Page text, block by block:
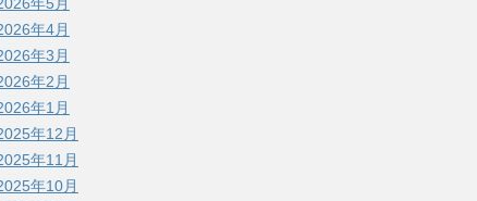
年4月
年3月
年2月
年1月
年12月
年11月
年10月